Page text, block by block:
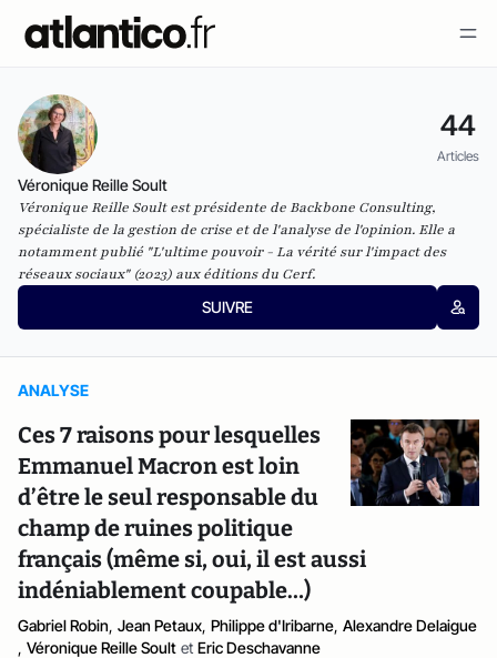
44
Articles
Véronique Reille Soult
Véronique Reille Soult est présidente de Backbone Consulting,
spécialiste de la gestion de crise et de l'analyse de l'opinion. Elle a
notamment publié "L'ultime pouvoir - La vérité sur l'impact des
réseaux sociaux" (2023) aux éditions du Cerf.
SUIVRE
ANALYSE
Ces 7 raisons pour lesquelles
Emmanuel Macron est loin
d’être le seul responsable du
champ de ruines politique
français (même si, oui, il est aussi
indéniablement coupable…)
Gabriel Robin, Jean Petaux, Philippe d'Iribarne, Alexandre Delaigue
, Véronique Reille Soult et Eric Deschavanne